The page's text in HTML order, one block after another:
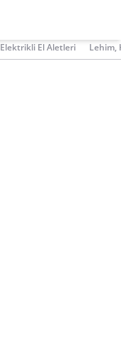
Elektrikli El Aletleri Lehim,